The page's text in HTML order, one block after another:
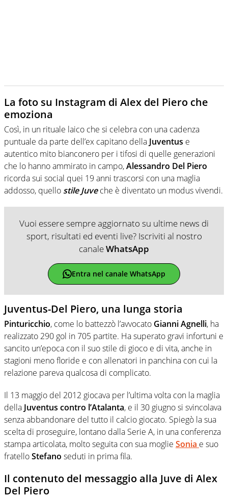
La foto su Instagram di Alex del Piero che
emoziona
Così, in un rituale laico che si celebra con una cadenza
puntuale da parte dell’ex capitano della Juventus e
autentico mito bianconero per i tifosi di quelle generazioni
che lo hanno ammirato in campo,Alessandro Del Piero
ricorda sui social quei 19 anni trascorsi con una maglia
addosso, quello stile Juve che è diventato un modus vivendi.
Vuoi essere sempre aggiornato su ultime news di
sport, risultati ed eventi live? Iscriviti al nostro
canaleWhatsApp
Entra nel canale WhatsApp
Juventus-Del Piero, una lunga storia
Pinturicchio, come lo battezzò l’avvocato Gianni Agnelli, ha
realizzato 290 gol in 705 partite. Ha superato gravi infortuni e
sancito un’epoca con il suo stile di gioco e di vita, anche in
stagioni meno floride e con allenatori in panchina con cui la
relazione pareva qualcosa di complicato.
Il 13 maggio del 2012 giocava per l’ultima volta con la maglia
della Juventus contro l’Atalanta, e il 30 giugno si svincolava
senza abbandonare del tutto il calcio giocato. Spiegò la sua
scelta di proseguire, lontano dalla Serie A, in una conferenza
stampa articolata, molto seguita con sua moglie Sonia e suo
fratelloStefano seduti in prima fila.
Il contenuto del messaggio alla Juve di Alex
Del Piero